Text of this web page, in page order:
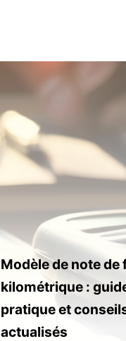
Modèle de note de
kilométrique :
pratique et
actualisés